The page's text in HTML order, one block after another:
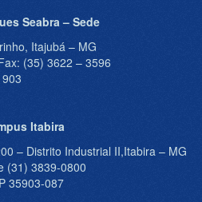
Seabra – Sede
Itajubá – MG
(35) 3622 – 3596
Itabira
– Distrito Industrial II,Itabira – MG
(31) 3839-0800
35903-087